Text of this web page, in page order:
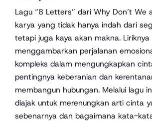
Lagu “8 Letters” dari Why Don’t We
karya yang tidak hanya indah dari
tetapi juga kaya akan makna. Liriknya
menggambarkan perjalanan
kompleks dalam mengungkapkan
pentingnya keberanian dan
membangun hubungan. Melalui lagu
diajak untuk merenungkan arti cinta
sebenarnya dan bagaimana kata-